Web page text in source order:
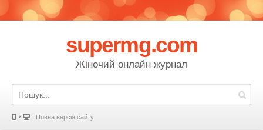
supermg.com
Жіночий онлайн журнал
Повна версія сайту